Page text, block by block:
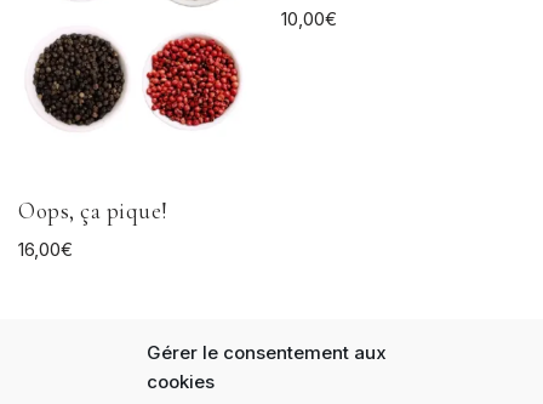
Gérer le consentement aux
cookies
Oops, ça pique!
16,00€
10,00€